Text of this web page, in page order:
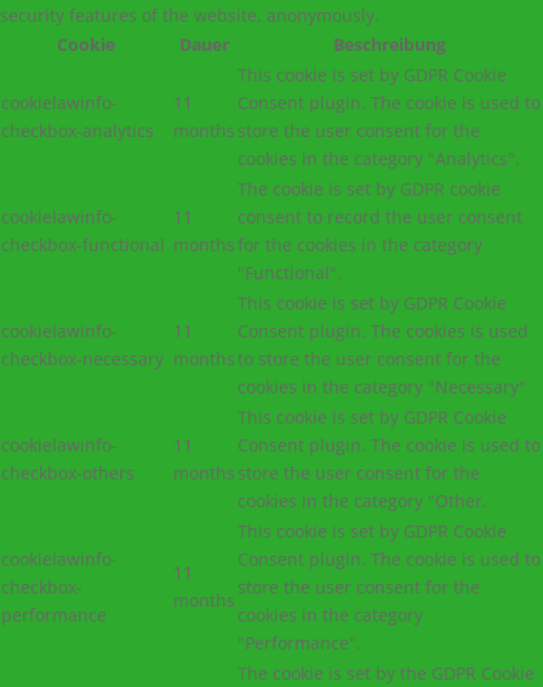
security features of the website, anonymously.
Cookie
Dauer Beschreibung
cookielawinfo-
checkbox-analytics
11
months
This cookie is set by GDPR Cookie
Consent plugin. The cookie is used to
store the user consent for the
cookies in the category "Analytics".
cookielawinfo-
checkbox-functional
11
months
The cookie is set by GDPR cookie
consent to record the user consent
for the cookies in the category
"Functional".
cookielawinfo-
checkbox-necessary
11
months
This cookie is set by GDPR Cookie
Consent plugin. The cookies is used
to store the user consent for the
cookies in the category "Necessary".
cookielawinfo-
checkbox-others
11
months
This cookie is set by GDPR Cookie
Consent plugin. The cookie is used to
store the user consent for the
cookies in the category "Other.
cookielawinfo-
checkbox-
performance
11
months
This cookie is set by GDPR Cookie
Consent plugin. The cookie is used to
store the user consent for the
cookies in the category
"Performance".
The cookie is set by the GDPR Cookie